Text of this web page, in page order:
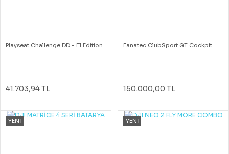
Playseat Challenge DD - F1 Edition
41.703,94 TL
Fanatec ClubSport GT Cockpit
150.000,00 TL
YENİ YENİ